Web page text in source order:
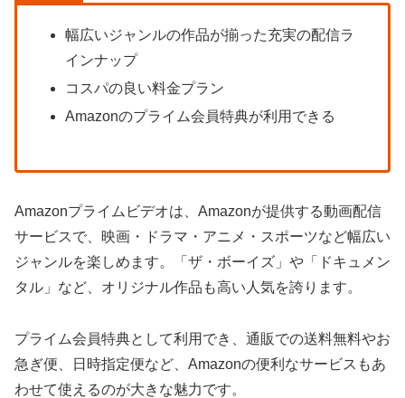
幅広いジャンルの作品が揃った充実の配信ラ
インナップ
コスパの良い料金プラン
Amazonのプライム会員特典が利用できる
Amazonプライムビデオは、Amazonが提供する動画配信
サービスで、映画・ドラマ・アニメ・スポーツなど幅広い
ジャンルを楽しめます。「ザ・ボーイズ」や「ドキュメン
タル」など、オリジナル作品も高い人気を誇ります。
プライム会員特典として利用でき、通販での送料無料やお
急ぎ便、日時指定便など、Amazonの便利なサービスもあ
わせて使えるのが大きな魅力です。